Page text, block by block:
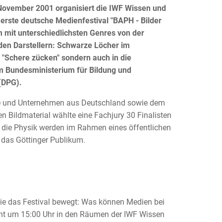
2001 organisiert die IWF Wissen und
deutsche Medienfestival "BAPH - Bilder
unterschiedlichsten Genres von der
Darstellern: Schwarze Löcher im
zücken" sondern auch in die
für Bildung und
Unternehmen aus Deutschland sowie dem
Bildmaterial wählte eine Fachjury 30 Finalisten
Physik werden im Rahmen eines öffentlichen
Göttinger Publikum.
das Festival bewegt: Was können Medien bei
15:00 Uhr in den Räumen der IWF Wissen